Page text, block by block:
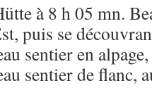
à 8 h 05 mn.
puis se
sentier en
sentier de